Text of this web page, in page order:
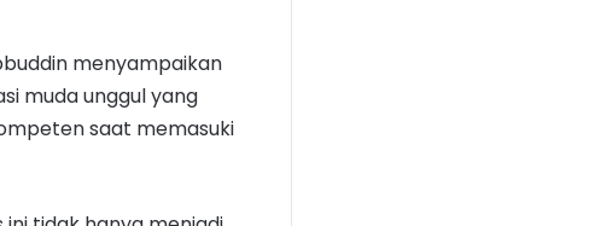
menyampaikan
muda unggul yang
saat memasuki